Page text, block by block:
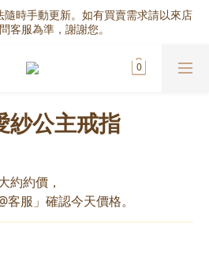
時手動更新。如有買賣需求請以來店
客服為準，謝謝您。
紗公主戒指
約約價，
服」確認今天價格。